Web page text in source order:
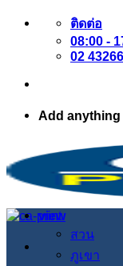
ข้าม
เนื้อหา
ติดต่อ
08:00 -
02
Add anything
view
สวน
ภูเขา